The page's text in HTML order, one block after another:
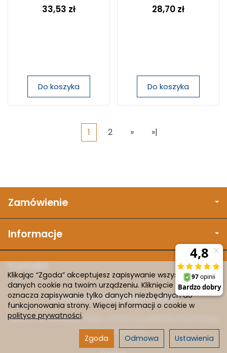
33,53 zł
Do koszyka
28,70 zł
Do koszyka
1 2 » »|
Zamówienie
Informacje
Dołącz do naszego klubu.
Dołącz do naszego klubu i otrzymuj ciekawe informacje,
promocje i rabaty.
Klikając “Zgoda” akceptujesz zapisywanie wszystkich
danych cookie na twoim urządzeniu. Kliknięcie “Odmowa”
oznacza zapisywanie tylko danych niezbędnych do
funkcjonowania strony. Więcej informacji o cookie w
polityce prywatności.
Ustawienia
Odmowa
Zgoda